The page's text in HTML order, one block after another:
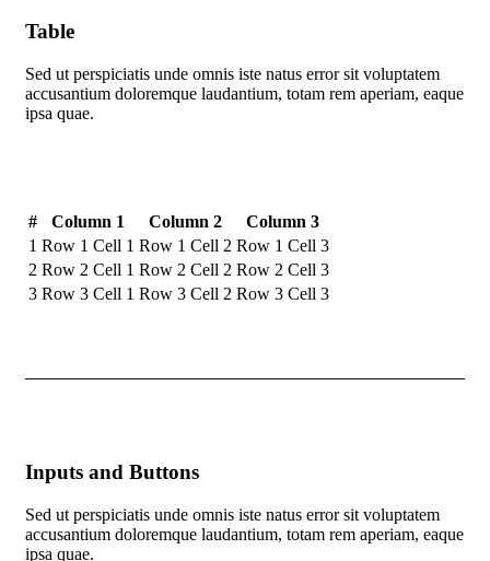
Table
Sed ut perspiciatis unde omnis iste natus error sit voluptatem
accusantium doloremque laudantium, totam rem aperiam, eaque
ipsa quae.
# Column 1 Column 2
Column 3
1 Row 1 Cell 1 Row 1 Cell 2 Row 1 Cell 3
2 Row 2 Cell 1 Row 2 Cell 2 Row 2 Cell 3
3 Row 3 Cell 1 Row 3 Cell 2 Row 3 Cell 3
Inputs and Buttons
Sed ut perspiciatis unde omnis iste natus error sit voluptatem
accusantium doloremque laudantium, totam rem aperiam, eaque
ipsa quae.